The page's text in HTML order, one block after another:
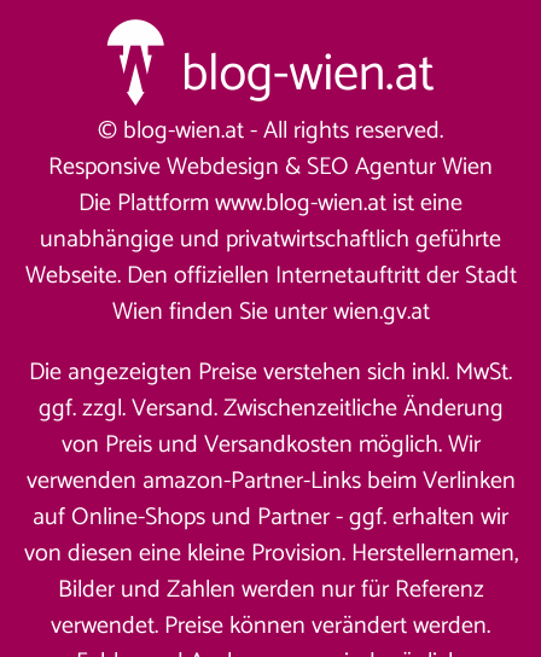
© blog-wien.at - All rights reserved.
Responsive Webdesign &SEO Agentur Wien
Die Plattform www.blog-wien.at ist eine
unabhängige und privatwirtschaftlich geführte
Webseite. Den offiziellen Internetauftritt der Stadt
Wien finden Sie unterwien.gv.at
Die angezeigten Preise verstehen sich inkl. MwSt.
ggf. zzgl. Versand. Zwischenzeitliche Änderung
von Preis und Versandkosten möglich. Wir
verwenden amazon-Partner-Links beim Verlinken
auf Online-Shops und Partner - ggf. erhalten wir
von diesen eine kleine Provision. Herstellernamen,
Bilder und Zahlen werden nur für Referenz
verwendet. Preise können verändert werden.